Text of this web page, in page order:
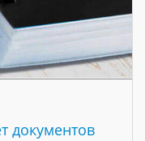
документов